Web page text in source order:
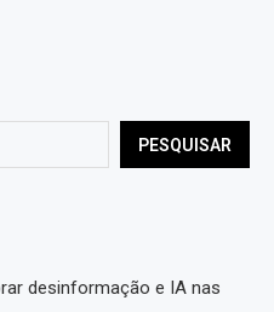
PESQUISAR
desinformação e IA nas